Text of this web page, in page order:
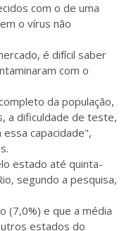
com o de uma
o vírus não
é difícil saber
com o
da população,
a dificuldade de teste,
capacidade",
estado até quinta-
segundo a pesquisa,
(7,0%) e que a média
estados do